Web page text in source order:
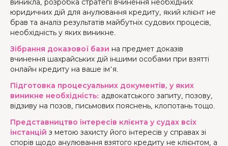
виникла, розробка стратегії вчинення необхідних
юридичних дій для анулювання кредиту, який клієнт не
брав та аналіз результатів майбутніх судових процесів,
необхідність у яких виникне.
Зібрання доказової бази на предмет доказів
вчинення шахрайських дій іншими особами при взятті
онлайн кредиту на ваше ім’я.
Підготовка процесуальних документів, у яких
виникне необхідність: адвокатського запиту, позову,
відзиву на позов, письмових пояснень, клопотань тощо.
Представництво інтересів клієнта у судах всіх
інстанцій з метою захисту його інтересів у справах зі
спорів щодо анулювання взятого кредиту не клієнтом, а